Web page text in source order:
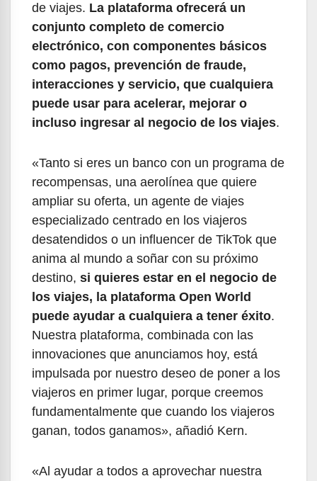
de viajes. La plataforma ofrecerá un
conjunto completo de comercio
electrónico, con componentes básicos
como pagos, prevención de fraude,
interacciones y servicio, que cualquiera
puede usar para acelerar, mejorar o
incluso ingresar al negocio de los viajes.
«Tanto si eres un banco con un programa de
recompensas, una aerolínea que quiere
ampliar su oferta, un agente de viajes
especializado centrado en los viajeros
desatendidos o un influencer de TikTok que
anima al mundo a soñar con su próximo
destino, si quieres estar en el negocio de
los viajes, la plataforma Open World
puede ayudar a cualquiera a tener éxito.
Nuestra plataforma, combinada con las
innovaciones que anunciamos hoy, está
impulsada por nuestro deseo de poner a los
viajeros en primer lugar, porque creemos
fundamentalmente que cuando los viajeros
ganan, todos ganamos», añadió Kern.
«Al ayudar a todos a aprovechar nuestra